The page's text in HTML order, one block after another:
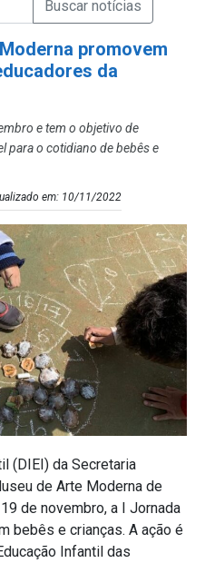
promovem
da
e tem o objetivo de
para o cotidiano de bebês e
em: 10/11/2022
(DIEI) da Secretaria
de Arte Moderna de
de novembro, a I Jornada
bebês e crianças. A ação é
Infantil das